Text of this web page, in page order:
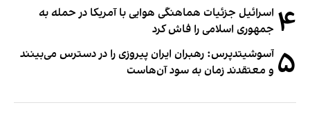
۴ اسرائیل جزئیات هماهنگی هوایی با آمریکا در حمله به
جمهوری اسلامی را فاش کرد
۵ آسوشیتدپرس: رهبران ایران پیروزی را در دسترس می‌بینند
و معتقدند زمان به سود آن‌هاست